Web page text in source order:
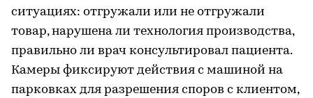
ситуациях: отгружали или не отгружали
товар, нарушена ли технология производства,
правильно ли врач консультировал пациента.
Камеры фиксируют действия с машиной на
парковках для разрешения споров с клиентом,